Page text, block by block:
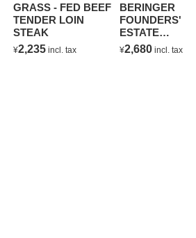
GRASS - FED BEEF
TENDER LOIN
STEAK
¥2,235 incl. tax
BERINGER
FOUNDERS'
ESTATE
CHARDONNAY
¥2,680 incl. tax